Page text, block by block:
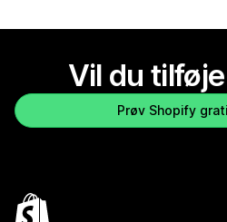
Vil du
Prøv Shopify